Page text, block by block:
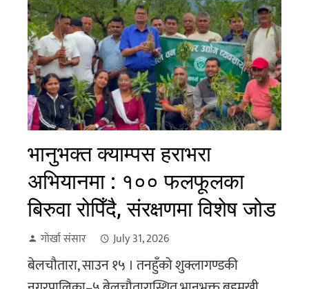
भानुभक्त क्याम्पस हराभरा
अभियानमा : १०० फलफूलका
बिरुवा रोपिँदै, संरक्षणमा विशेष जोड
गोर्खा संसार July 31, 2026
बेलचौतारा, साउन १५ । तनहुँको शुक्लागण्डकी